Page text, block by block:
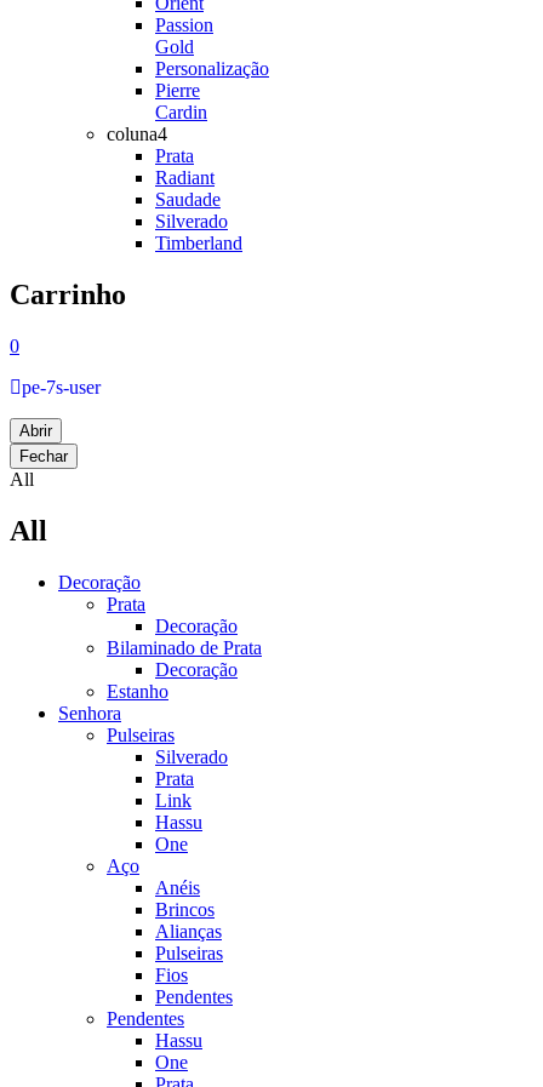
Passion
Gold
Personalização
Pierre
Cardin
coluna4
Prata
Radiant
Saudade
Silverado
Timberland
Carrinho
0
pe-7s-user
Abrir
Fechar
All
All
Decoração
Prata
Decoração
Bilaminado de Prata
Decoração
Estanho
Senhora
Pulseiras
Silverado
Prata
Link
Hassu
One
Aço
Anéis
Brincos
Alianças
Pulseiras
Fios
Pendentes
Pendentes
Hassu
One